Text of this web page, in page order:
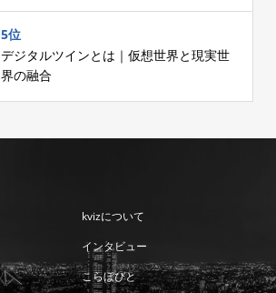
5位
デジタルツインとは｜仮想世界と現実世
界の融合
kvizについて
インタビュー
こらぼびと